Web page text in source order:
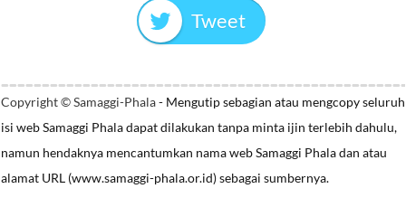
Tweet
Copyright © Samaggi-Phala- Mengutip sebagian atau mengcopy seluruh
isi web Samaggi Phala dapat dilakukan tanpa minta ijin terlebih dahulu,
namun hendaknya mencantumkan nama web Samaggi Phala dan atau
alamat URL (www.samaggi-phala.or.id) sebagai sumbernya.